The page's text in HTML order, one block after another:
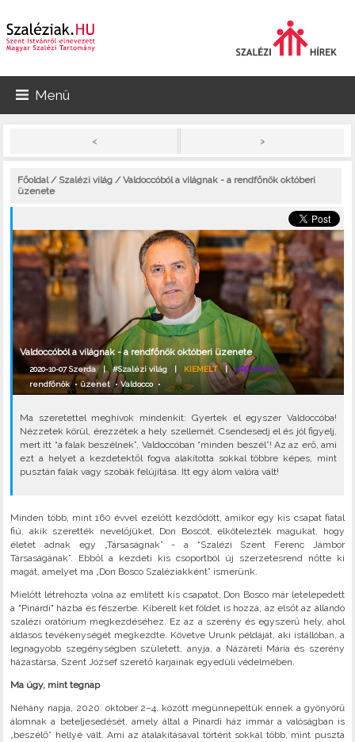
Menü
< >
Főoldal/ Szalézi világ / Valdoccóból a világnak - a rendfőnök októberi
üzenete
Valdoccóból a világnak - a rendfőnök októberi üzenete
2020-10-07 Szerda |#Szalézi világ KIEMELT|ARCHIVÁLT
rendfőnök• üzenet •Valdocco•
Ma szeretettel meghívok mindenkit: Gyertek el egyszer Valdoccóba!
Nézzetek körül, érezzétek a hely szellemét. Csendesedj el és jól figyelj,
mert itt “a falak beszélnek”, Valdoccóban “minden beszél”! Az az erő, ami
ezt a helyet a kezdetektől fogva alakította sokkal többre képes, mint
pusztán falak vagy szobák felújítása. Itt egy álom valóra vált!
Minden több, mint 160 évvel ezelőtt kezdődött, amikor egy kis csapat fiatal
fiú, akik szerették nevelőjüket, Don Boscót, elkötelezték magukat, hogy
életet adnak egy „Társaságnak” - a “Szalézi Szent Ferenc Jámbor
Társaságának”. Ebből a kezdeti kis csoportból új szerzetesrend nőtte ki
magát, amelyet ma „Don Bosco Szaléziakként” ismerünk.
Mielőtt létrehozta volna az említett kis csapatot, Don Bosco már letelepedett
a "Pinardi" házba és fészerbe. Kibérelt két földet is hozzá, az elsőt az állandó
szalézi oratórium megkezdéséhez. Ez az a szerény és egyszerű hely, ahol
áldásos tevékenységét megkezdte. Követve Urunk példáját, aki istállóban, a
legnagyobb szegénységben született, anyja, a Názáreti Mária és szerény
házastársa, Szent József szerető karjainak egyedüli védelmében.
Ma úgy, mint tegnap
Néhány napja, 2020. október 2–4. között megünnepeltük ennek a gyönyörű
álomnak a beteljesedését, amely által a Pinardi ház immár a valóságban is
„beszélő” hellyé vált. Ami az átalakításával történt sokkal több, mint puszta